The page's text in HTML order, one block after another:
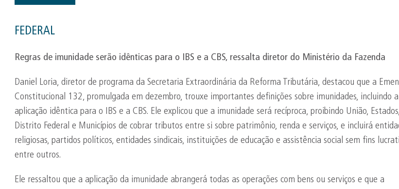
FEDERAL
Regras de imunidade serão idênticas para o IBS e a CBS, ressalta diretor do Ministério da Fazenda
Daniel Loria, diretor de programa da Secretaria Extraordinária da Reforma Tributária, destacou que a
Constitucional 132, promulgada em dezembro, trouxe importantes definições sobre imunidades, incluindo a
aplicação idêntica para o IBS e a CBS. Ele explicou que a imunidade será recíproca, proibindo União, Estados,
Distrito Federal e Municípios de cobrar tributos entre si sobre patrimônio, renda e serviços, e incluirá
religiosas, partidos políticos, entidades sindicais, instituições de educação e assistência social sem fins
entre outros.
Ele ressaltou que a aplicação da imunidade abrangerá todas as operações com bens ou serviços e que a